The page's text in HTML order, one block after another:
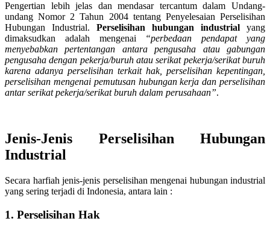
Pengertian lebih jelas dan mendasar tercantum dalam Undang-
undang Nomor 2 Tahun 2004 tentang Penyelesaian Perselisihan
Hubungan Industrial. Perselisihan hubungan industrial yang
dimaksudkan adalah mengenai “perbedaan pendapat yang
menyebabkan pertentangan antara pengusaha atau gabungan
pengusaha dengan pekerja/buruh atau serikat pekerja/serikat buruh
karena adanya perselisihan terkait hak, perselisihan kepentingan,
perselisihan mengenai pemutusan hubungan kerja dan perselisihan
antar serikat pekerja/serikat buruh dalam perusahaan”.
Jenis-Jenis Perselisihan Hubungan
Industrial
Secara harfiah jenis-jenis perselisihan mengenai hubungan industrial
yang sering terjadi di Indonesia, antara lain :
1. Perselisihan Hak